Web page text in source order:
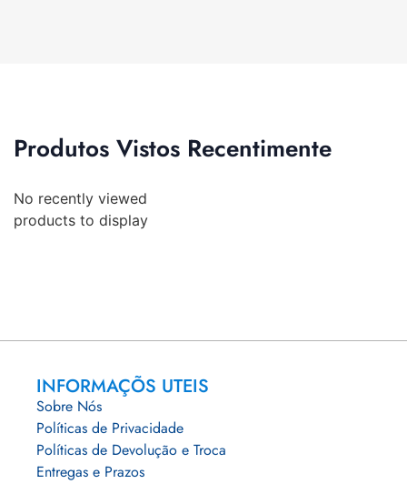
Produtos Vistos Recentimente
No recently viewed
products to display
INFORMAÇÕS UTEIS
Sobre Nós
Políticas de Privacidade
Políticas de Devolução e Troca
Entregas e Prazos